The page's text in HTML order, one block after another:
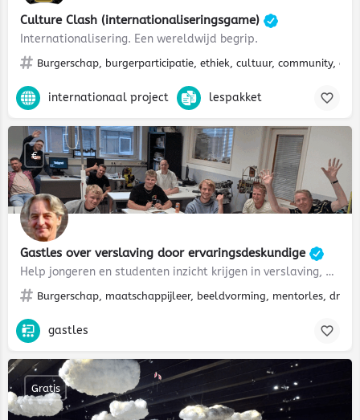
Culture Clash (internationaliseringsgame)
Internationalisering. Een wereldwijd begrip.
Burgerschap, burgerparticipatie, ethiek, cultuur, community,
internationaal project lespakket
Gastles over verslaving door ervaringsdeskundige
Help jongeren en studenten inzicht krijgen in verslaving, mentale gezondheid en veerkracht
Burgerschap, maatschappijleer, beeldvorming, mentorles,
€
gastles
Gratis